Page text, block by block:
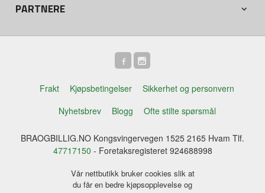
PARTNERE
Frakt Kjøpsbetingelser
Sikkerhet og personvern
Nyhetsbrev
Blogg Ofte stilte spørsmål
BRAOGBILLIG.NO Kongsvingervegen 1525 2165 Hvam Tlf.
47717150 - Foretaksregisteret 924688998
Vår nettbutikk bruker cookies slik at
du får en bedre kjøpsopplevelse og